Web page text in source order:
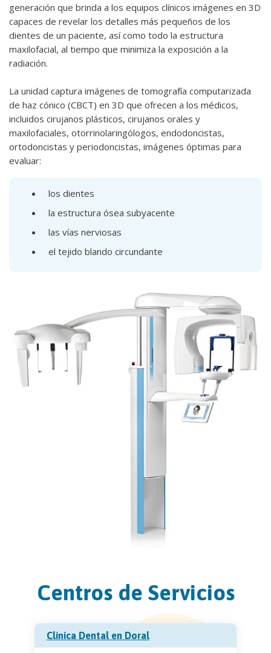
generación que brinda a los equipos clínicos imágenes en 3D
capaces de revelar los detalles más pequeños de los
dientes de un paciente, así como todo la estructura
maxilofacial, al tiempo que minimiza la exposición a la
radiación.
La unidad captura imágenes de tomografía computarizada
de haz cónico (CBCT) en 3D que ofrecen a los médicos,
incluidos cirujanos plásticos, cirujanos orales y
maxilofaciales, otorrinolaringólogos, endodoncistas,
ortodoncistas y periodoncistas, imágenes óptimas para
evaluar:
los dientes
la estructura ósea subyacente
las vías nerviosas
el tejido blando circundante
Centros de Servicios
Clínica Dental en Doral